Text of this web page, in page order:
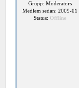
Grupp: Moderators
Medlem sedan: 2009-01
Status: Offline